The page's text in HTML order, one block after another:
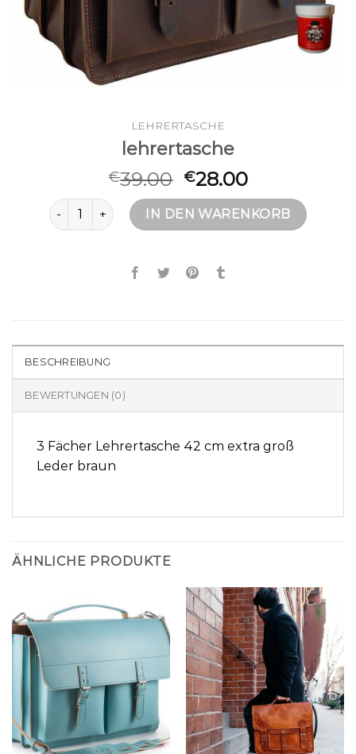
LEHRERTASCHE
lehrertasche
€39.00 €28.00
lehrertasche MengeIN DEN WARENKORB
BESCHREIBUNG
BEWERTUNGEN (0)
3 Fächer Lehrertasche 42 cm extra groß
Leder braun
ÄHNLICHE PRODUKTE